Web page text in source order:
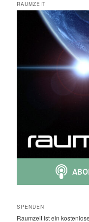
RAUMZEIT
SPENDEN
Raumzeit ist ein